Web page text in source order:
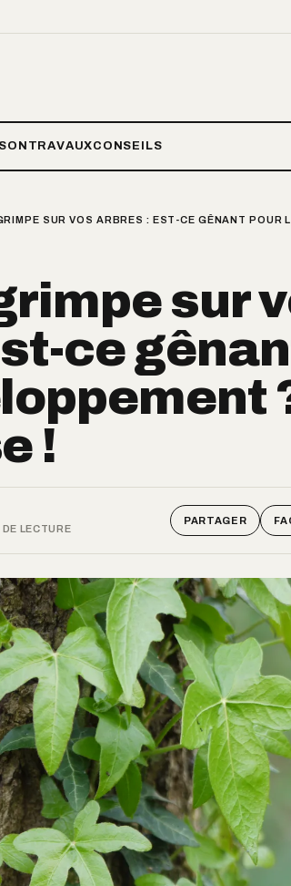
TRAVAUXCONSEILS
SUR VOS ARBRES : EST-CE GÊNANT POUR
sur
ce
!
LECTURE
PARTAGER